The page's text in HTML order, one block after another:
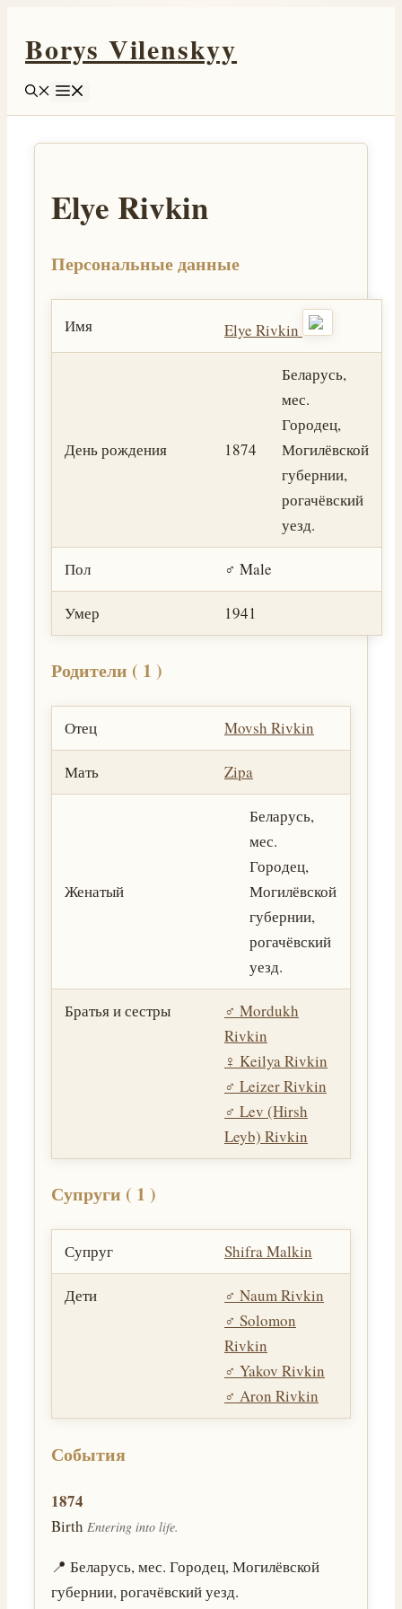
содержимому
Borys Vilenskyy
Elye Rivkin
Персональные данные
Имя Elye Rivkin
День рождения 1874
Беларусь,
мес.
Городец,
Могилёвской
губернии,
рогачёвский
уезд.
Пол ♂️ Male
Умер 1941
Родители ( 1 )
Отец Movsh Rivkin
Мать Zipa
Женатый
Беларусь,
мес.
Городец,
Могилёвской
губернии,
рогачёвский
уезд.
Братья и сестры ♂️ Mordukh
Rivkin
♀️ Keilya Rivkin
♂️ Leizer Rivkin
♂️ Lev (Hirsh
Leyb) Rivkin
Супруги ( 1 )
Супруг Shifra Malkin
Дети ♂️ Naum Rivkin
♂️ Solomon
Rivkin
♂️ Yakov Rivkin
♂️ Aron Rivkin
События
1874
Birth Entering into life.
📍 Беларусь, мес. Городец, Могилёвской
губернии, рогачёвский уезд.